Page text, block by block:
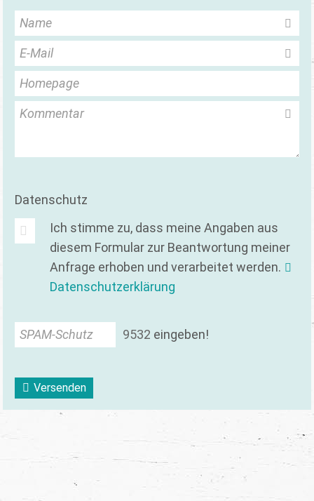
Name
E-Mail
Homepage
Kommentar
Datenschutz
Ich stimme zu, dass meine Angaben aus
diesem Formular zur Beantwortung meiner
Anfrage erhoben und verarbeitet werden.
Datenschutzerklärung
SPAM-Schutz 9532 eingeben!
Versenden